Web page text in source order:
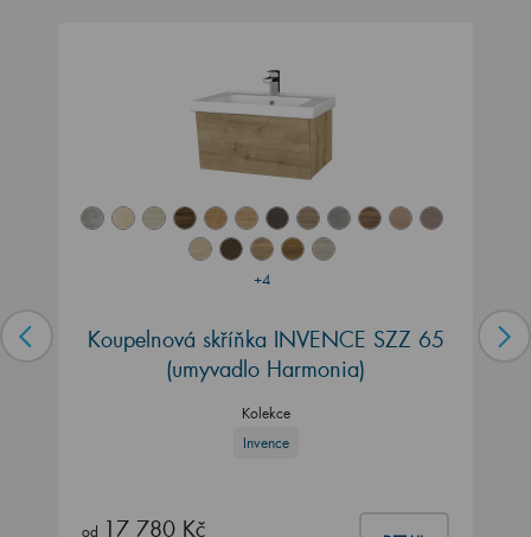
+4
Koupelnová skříňka INVENCE SZZ 65
(umyvadlo Harmonia)
Kolekce
Invence
od 17 780 Kč